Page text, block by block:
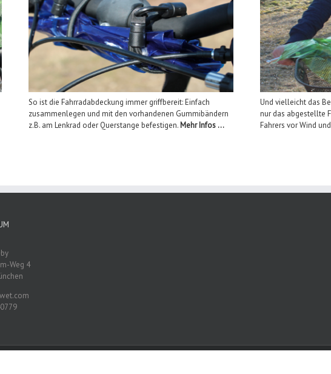
So ist die Fahrradabdeckung immer griffbereit: Einfach
zusammenlegen und mit den vorhandenen Gummibändern
z.B. am Lenkrad oder Querstange befestigen. Mehr Infos …
Und vielleicht das
nur das abgestellte
Fahrers vor Wind
Weg 4